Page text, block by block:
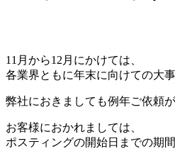
11月から12月にかけては、
各業界ともに年末に向けての大
弊社におきましても例年ご依頼
お客様におかれましては、
ポスティングの開始日までの期